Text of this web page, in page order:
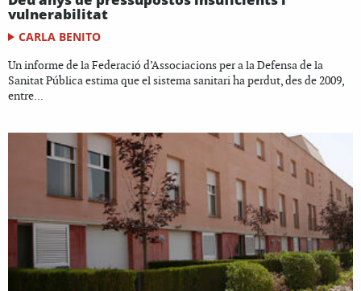
vulnerabilitat
CARLA BENITO
Un informe de la Federació d’Associacions per a la Defensa de la
Sanitat Pública estima que el sistema sanitari ha perdut, des de 2009,
entre...